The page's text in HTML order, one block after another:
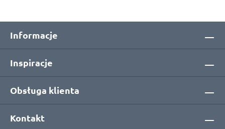
Informacje
Inspiracje
Obsługa klienta
Kontakt